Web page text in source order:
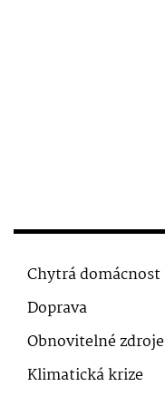
Chytrá domácnost
Doprava
Obnovitelné zdroje
Klimatická krize